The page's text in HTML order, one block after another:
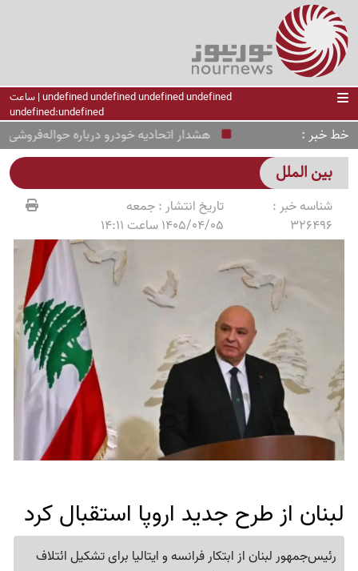
undefined undefined undefined undefined | ساعت
undefined:undefined
خط خبر هشدار اتحادیه خودرو درباره حواله‌فروشی
بین الملل
شناسه خبر :
326496
تاریخ انتشار :جمعه
1405/04/05 ساعت 14:11
لبنان از طرح جدید اروپا استقبال کرد
رئیس‌جمهور لبنان از ابتکار فرانسه و ایتالیا برای تشکیل ائتلاف